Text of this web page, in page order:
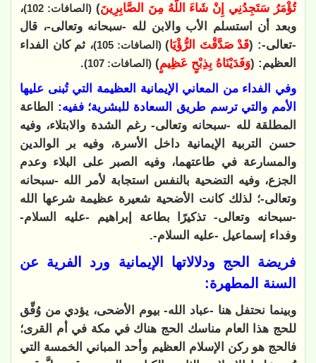
تُؤْمَرُ سَتَجِدُنِي إِنْ شَاءَ اللَّهُ مِنَ الصَّابِرِينَ)(الصافات: 102)
،
وبعد أن استسلم الأب والابن لله -سبحانه وتعالى-، قال
-تعالى-: (قَدْ صَدَّقْتَ الرُّؤْيَا)(الصافات: 105)
، ثم كان الفداء
العظيم: (وَفَدَيْنَاهُ بِذِبْحٍ عَظِيمٍ) (الصافات: 107)
.
وفي الفداء من المعاني الإيمانية العظيمة التي تُبنى عليها
الأمم والتي ترسم طريق السعادة للبشرية؛ ففيه: الطاعة
المطلقة لله -سبحانه وتعالى- رغم الشدة والابتلاء، وفيه
حسن التربية الإيمانية داخل الأسرة، وفيه بر الوالدين
والمسارعة في طاعتهما، وفيه الصبر على البلاء وعدم
الجزع، وفيه التضحية بالنفس استجابة لأمر الله -سبحانه
وتعالى-؛ لذلك كانت الأضحية شعيرة عظيمة شرعها الله
-سبحانه وتعالى- تذكيرًا بطاعة إبراهيم -عليه السلام-
وفداء إسماعيل -عليه السلام-.
فريضة الحج ودلالاتها الإيمانية ورد الفرية عن
السنة المطهرة:
وبينما نحتفل هنا -عباد الله- بيوم الأضحى، يؤدي من وُفِّق
للحج هذا العام مناسك الحج هناك في مكة في أم القرى؛
فالحج هو ركن الإسلام العظيم وأحد المباني الخمسة التي